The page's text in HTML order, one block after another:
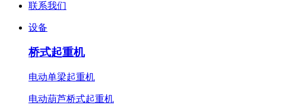
联系我们
设备
桥式起重机
电动单梁起重机
电动葫芦桥式起重机